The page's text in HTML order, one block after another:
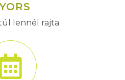
lennél rajta